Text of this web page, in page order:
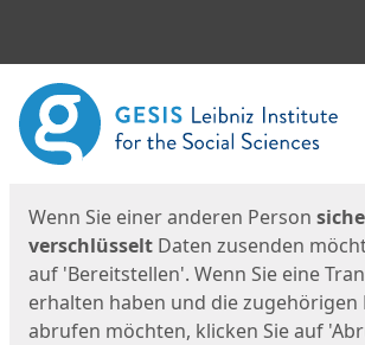
Start
Wenn Sie einer anderen Person
verschlüsselt Daten zusenden
auf 'Bereitstellen'. Wenn Sie eine
erhalten haben und die zugehörigen
abrufen möchten, klicken Sie auf